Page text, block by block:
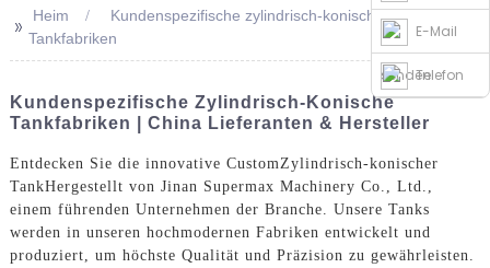
E-Mail
sendenTelefon
>> Heim
Kundenspezifische zylindrisch-konische
Tankfabriken
Kundenspezifische Zylindrisch-Konische
Tankfabriken | China Lieferanten & Hersteller
Entdecken Sie die innovative Custom Zylindrisch-konischer
TankHergestellt von Jinan Supermax Machinery Co., Ltd.,
einem führenden Unternehmen der Branche. Unsere Tanks
werden in unseren hochmodernen Fabriken entwickelt und
produziert, um höchste Qualität und Präzision zu gewährleisten.